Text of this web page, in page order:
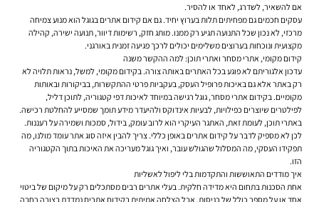
אם להשאיר, לשדרג, לאחד או להסיר.
עסקים חכמים גם מפחיתים תלות בערוץ יחיד. גם אם קידום אתרים בגוגל הוא מנוע צמיחה
מרכזי, לא נכון שכל התנועה תגיע רק ממנו. מותג חזק, רשימות דיוור, תנועה ישירה, קהילה
מקצועית ונוכחות בערוצים משלימים יכולים לרכך פגיעה זמנית באורגני.
קידום מקומי, אתרי מסחר ואתרי תוכן: למה ההקשר משנה
עדכון אלגוריתם לא פוגע בכל האתרים באותה צורה. בקידום מקומי, למשל, נראות תלויה לא
רק באתר אלא גם באיכות פרופיל העסק, בעקביות פרטי ההתקשרות, בביקורות ובאותות
מקומיים. בקידום אתרי מסחר, גוגל רגישה במיוחד לאיכות דפי קטגוריה, לתוכן דליל,
לפילטרים שיוצרים כפילויות, לבעיות אינדוקס ולהיעדר מידע תומך שמסייע להחלטת רכישה.
באתרי תוכן, לעומת זאת, האתגר העיקרי הוא לרוב עומק, בידול, סמכות ושמירה על רעננות.
לכן לא מספיק לדבר על קידום אתרים באופן כללי. צריך להבין איזה סוג אתר עומד מולנו, מה
תפקידו העסקי, מה המסלול שהגולש עובר, ואיך גוגל מעריכה את האיכות בתוך הקטגוריה
הזו.
איך מודדים התאוששות והתקדמות בלי ליפול לאשליות
אחת הסכנות בתחום היא מדידה חלקית. בעלי אתרים רבים מסתכלים רק על מיקום של ביטוי
אחד או על מספר כולל של כניסות. אבל הצלחה אמיתית בקידום אתרים נמדדת בצורה רחבה